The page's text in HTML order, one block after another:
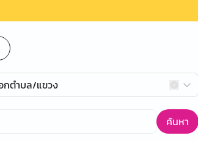
กตำบล/แขวง
ค้นหา